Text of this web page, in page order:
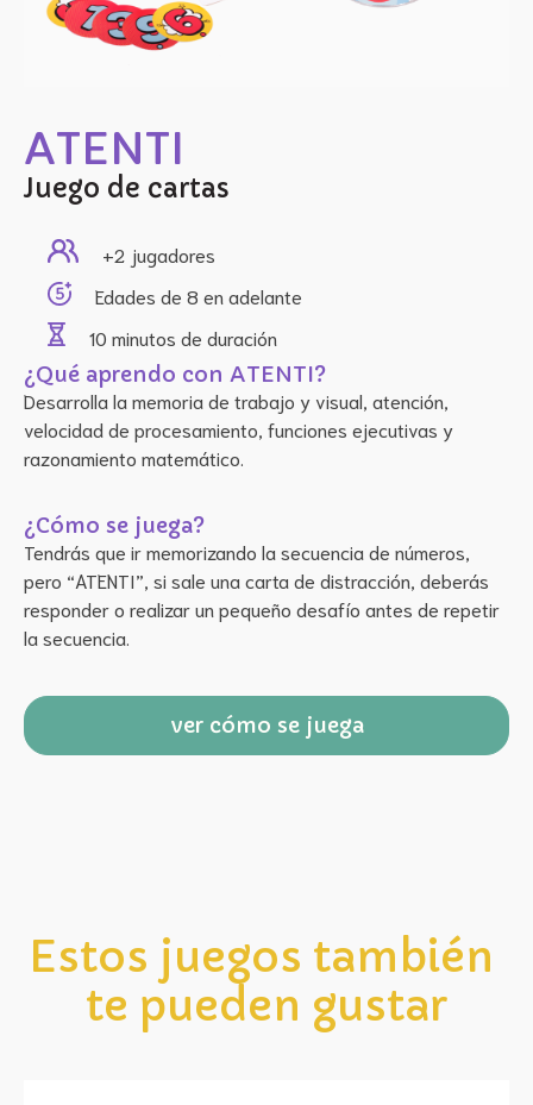
ATENTI
Juego de cartas
+2 jugadores
Edades de 8 en adelante
10 minutos de duración
¿Qué aprendo con ATENTI?
Desarrolla la memoria de trabajo y visual, atención,
velocidad de procesamiento, funciones ejecutivas y
razonamiento matemático.
¿Cómo se juega?
Tendrás que ir memorizando la secuencia de números,
pero “ATENTI”, si sale una carta de distracción, deberás
responder o realizar un pequeño desafío antes de repetir
la secuencia.
ver cómo se juega
Estos juegos también
te pueden gustar